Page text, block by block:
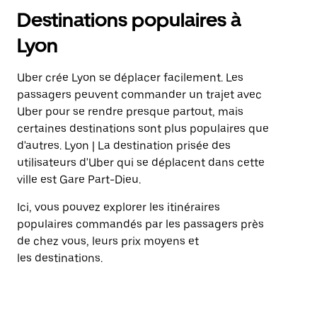
bas
pour
ouvrir
le
et
sélectionner
une
date.
Appuyez
sur
la
touche
Échap
fermer
le
calendrier.
Destinations populaires à
Lyon
Uber crée Lyon se déplacer facilement. Les
passagers peuvent commander un trajet avec
Uber pour se rendre presque partout, mais
certaines destinations sont plus populaires que
d'autres. Lyon | La destination prisée des
utilisateurs d'Uber qui se déplacent dans cette
ville est Gare Part-Dieu.
Ici, vous pouvez explorer les itinéraires
populaires commandés par les passagers près
de chez vous, leurs prix moyens et
les destinations.